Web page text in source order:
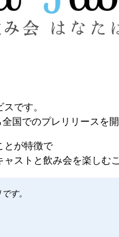
です。
国でのプレリリースを
とが特徴で
ストと飲み会を楽しむ
す。